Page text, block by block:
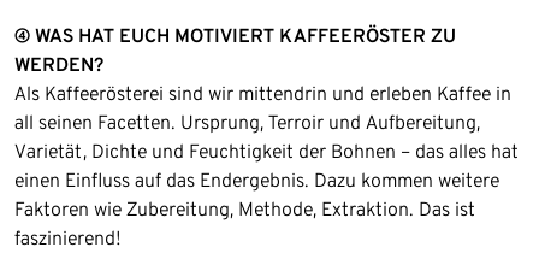
④ WAS HAT EUCH MOTIVIERT KAFFEERÖSTER ZU
WERDEN?
Als Kaffeerösterei sind wir mittendrin und erleben Kaffee in
all seinen Facetten. Ursprung, Terroir und Aufbereitung,
Varietät, Dichte und Feuchtigkeit der Bohnen – das alles hat
einen Einfluss auf das Endergebnis. Dazu kommen weitere
Faktoren wie Zubereitung, Methode, Extraktion. Das ist
faszinierend!